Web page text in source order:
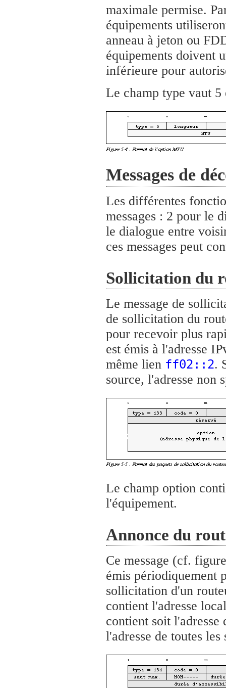
maximale permise.
équipements
anneau à jeton ou
équipements doivent
inférieure pour
Le champ type vaut
Messages de
Les différentes
messages : 2 pour le
le dialogue entre
ces messages peut
Sollicitation du
Le message de
de sollicitation du
pour recevoir plus
est émis à l'adresse
même lien ff02::2.
source, l'adresse non
Le champ option
l'équipement.
Annonce du
Ce message (cf.
émis périodiquement
sollicitation d'un
contient l'adresse
contient soit
l'adresse de toutes les